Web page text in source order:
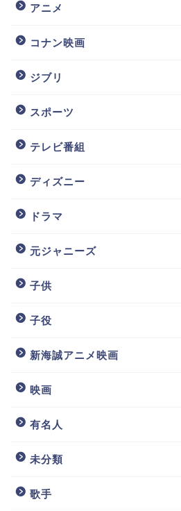
アニメ
コナン映画
ジブリ
スポーツ
テレビ番組
ディズニー
ドラマ
元ジャニーズ
子供
子役
新海誠アニメ映画
映画
有名人
未分類
歌手